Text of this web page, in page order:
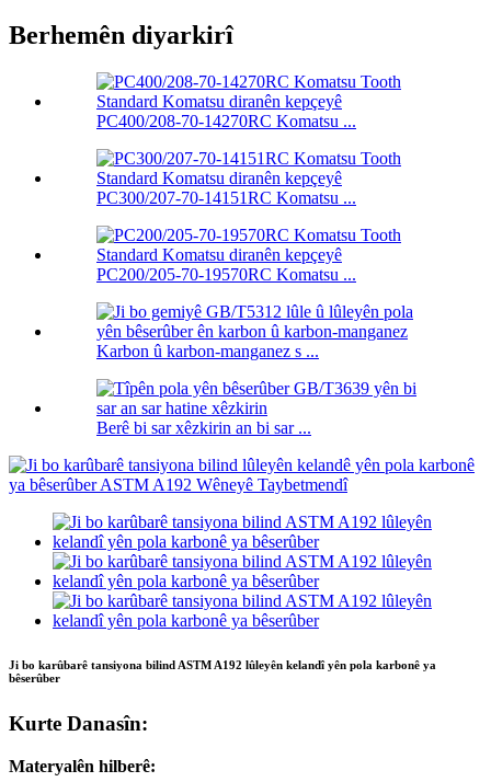
Berhemên diyarkirî
PC400/208-70-14270RC Komatsu ...
PC300/207-70-14151RC Komatsu ...
PC200/205-70-19570RC Komatsu ...
Karbon û karbon-manganez s ...
Berê bi sar xêzkirin an bi sar ...
Ji bo karûbarê tansiyona bilind ASTM A192 lûleyên kelandî yên pola karbonê ya
bêserûber
Kurte Danasîn:
Materyalên hilberê: